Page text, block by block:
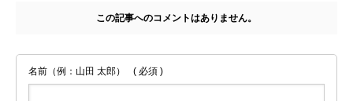
この記事へのコメントはありません。
名前（例：山田 太郎） ( 必須 )